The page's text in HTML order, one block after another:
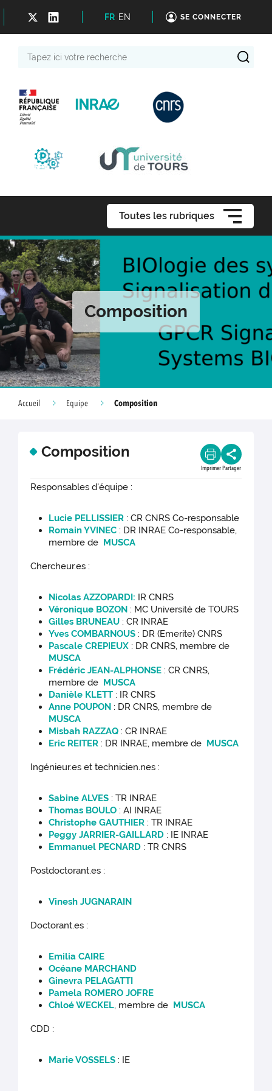
FR EN SE CONNECTER
Toutes les rubriques
Composition
Accueil Equipe Composition
Composition
Imprimer Partager
Responsables d'équipe :
Lucie PELLISSIER : CR CNRS Co-responsable
Romain YVINEC : DR INRAE Co-responsable,
membre de MUSCA
Chercheur.es :
Nicolas AZZOPARDI: IR CNRS
Véronique BOZON : MC Université de TOURS
Gilles BRUNEAU : CR INRAE
Yves COMBARNOUS : DR (Emerite) CNRS
Pascale CREPIEUX : DR CNRS, membre de
MUSCA
Frédéric JEAN-ALPHONSE : CR CNRS,
membre de MUSCA
Danièle KLETT : IR CNRS
Anne POUPON : DR CNRS, membre de
MUSCA
Misbah RAZZAQ : CR INRAE
Eric REITER : DR INRAE, membre de MUSCA
Ingénieur.es et technicien.nes :
Sabine ALVES : TR INRAE
Thomas BOULO : AI INRAE
Christophe GAUTHIER : TR INRAE
Peggy JARRIER-GAILLARD : IE INRAE
Emmanuel PECNARD : TR CNRS
Postdoctorant.es :
Vinesh JUGNARAIN
Doctorant.es :
Emilia CAIRE
Océane MARCHAND
Ginevra PELAGATTI
Pamela ROMERO JOFRE
Chloé WECKEL, membre de MUSCA
CDD :
Marie VOSSELS : IE